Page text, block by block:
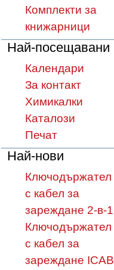
Комплекти за
книжарници
Най-посещавани
Календари
За контакт
Химикалки
Каталози
Печат
Най-нови
Ключодържател
с кабел за
зареждане 2-в-1
Ключодържател
с кабел за
зареждане ICAB